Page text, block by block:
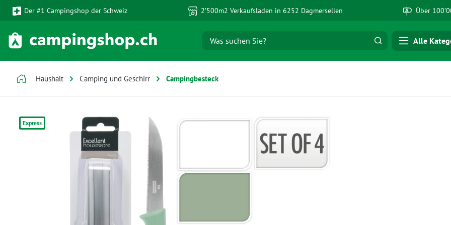
Hauptinhalt springen
Zur Suche springen
Zur Hauptnavigation springen
Der #1 Campingshop der Schweiz 2’500m2 Verkaufsladen in 6252 Dagmersellen Über
Alle
Haushalt Camping und Geschirr Campingbesteck
Express
Bildergalerie überspringen